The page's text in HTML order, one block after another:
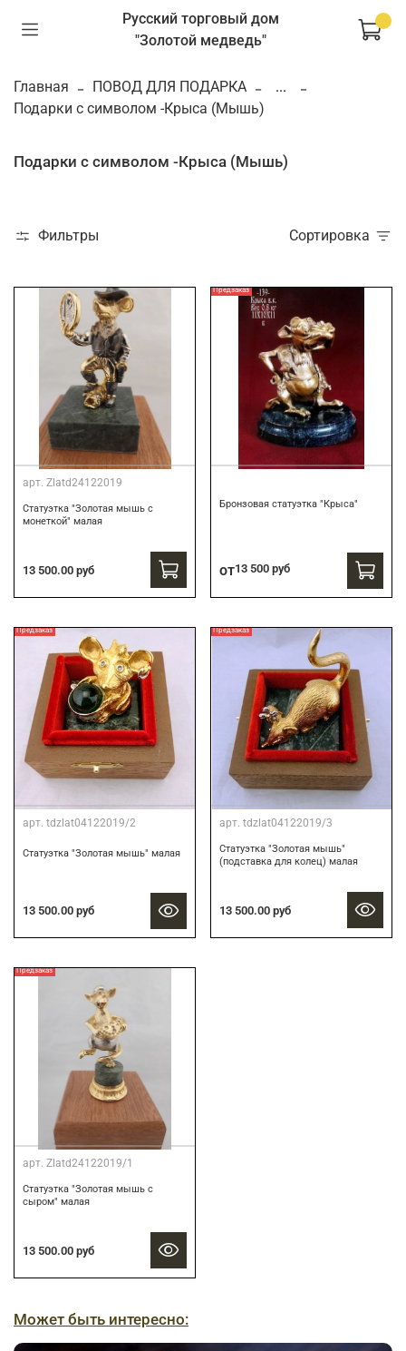
Русский торговый дом
"Золотой медведь"
Главная ПОВОД ДЛЯ ПОДАРКА
...
Подарки с символом -Крыса (Мышь)
Подарки с символом -Крыса (Мышь)
Фильтры Сортировка
арт. Zlatd24122019
Статуэтка "Золотая мышь с
монеткой" малая
13 500.00 руб
Предзаказ
Бронзовая статуэтка "Крыса"
от13 500 руб
Предзаказ
арт. tdzlat04122019/2
Статуэтка "Золотая мышь" малая
13 500.00 руб
Предзаказ
арт. tdzlat04122019/3
Статуэтка "Золотая мышь"
(подставка для колец) малая
13 500.00 руб
Предзаказ
арт. Zlatd24122019/1
Статуэтка "Золотая мышь с
сыром" малая
13 500.00 руб
Может быть интересно: